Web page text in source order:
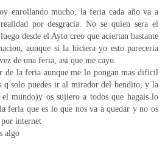
enrollando mucho, la feria cada año va a
por desgracia. No se quien sera el
desde el Ayto creo que aciertan bastante
aunque si la hiciera yo esto pareceria
de una feria, asi que me cayo.
de la feria aunque me lo pongan mas dificil
q solo puedes ir al mirador del bendito, y la
mundo)y os sujiero a todos que hagais lo
feria que es lo que nos va a quedar y no os
por internet
algo